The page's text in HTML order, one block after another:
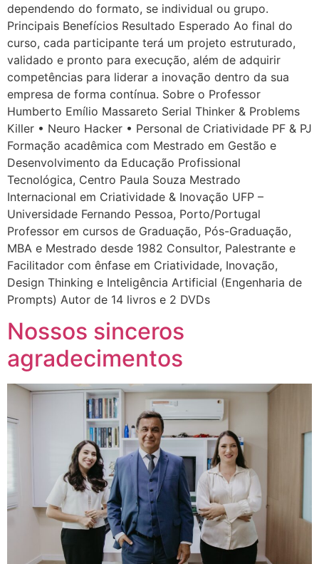
dependendo do formato, se individual ou grupo.
Principais Benefícios Resultado Esperado Ao final do
curso, cada participante terá um projeto estruturado,
validado e pronto para execução, além de adquirir
competências para liderar a inovação dentro da sua
empresa de forma contínua. Sobre o Professor
Humberto Emílio Massareto Serial Thinker & Problems
Killer • Neuro Hacker • Personal de Criatividade PF & PJ
Formação acadêmica com Mestrado em Gestão e
Desenvolvimento da Educação Profissional
Tecnológica, Centro Paula Souza Mestrado
Internacional em Criatividade & Inovação UFP –
Universidade Fernando Pessoa, Porto/Portugal
Professor em cursos de Graduação, Pós-Graduação,
MBA e Mestrado desde 1982 Consultor, Palestrante e
Facilitador com ênfase em Criatividade, Inovação,
Design Thinking e Inteligência Artificial (Engenharia de
Prompts) Autor de 14 livros e 2 DVDs
Nossos sinceros
agradecimentos